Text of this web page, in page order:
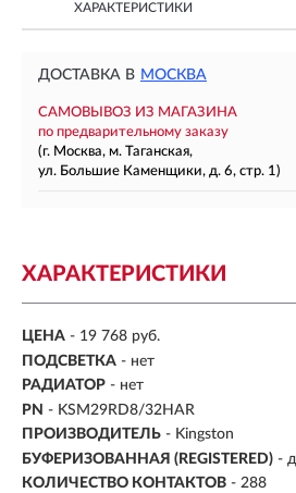
ХАРАКТЕРИСТИКИ
ДОСТАВКА В МОСКВА
САМОВЫВОЗ ИЗ МАГАЗИНА
по предварительному заказу
(г. Москва, м. Таганская,
ул. Большие Каменщики, д. 6, стр. 1)
ХАРАКТЕРИСТИКИ
ЦЕНА - 19 768 руб.
ПОДСВЕТКА - нет
РАДИАТОР - нет
PN - KSM29RD8/32HAR
ПРОИЗВОДИТЕЛЬ - Kingston
БУФЕРИЗОВАННАЯ (REGISTERED) -
КОЛИЧЕСТВО КОНТАКТОВ - 288